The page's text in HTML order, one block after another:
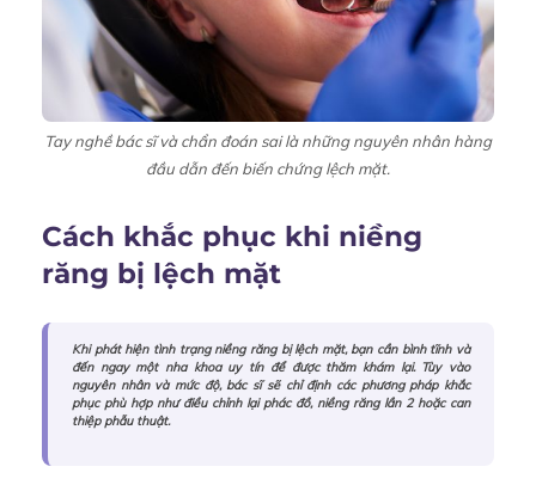
Tay nghề bác sĩ và chẩn đoán sai là những nguyên nhân hàng
đầu dẫn đến biến chứng lệch mặt.
Cách khắc phục khi niềng
răng bị lệch mặt
Khi phát hiện tình trạng niềng răng bị lệch mặt, bạn cần bình tĩnh và
đến ngay một nha khoa uy tín để được thăm khám lại. Tùy vào
nguyên nhân và mức độ, bác sĩ sẽ chỉ định các phương pháp khắc
phục phù hợp như điều chỉnh lại phác đồ, niềng răng lần 2 hoặc can
thiệp phẫu thuật.